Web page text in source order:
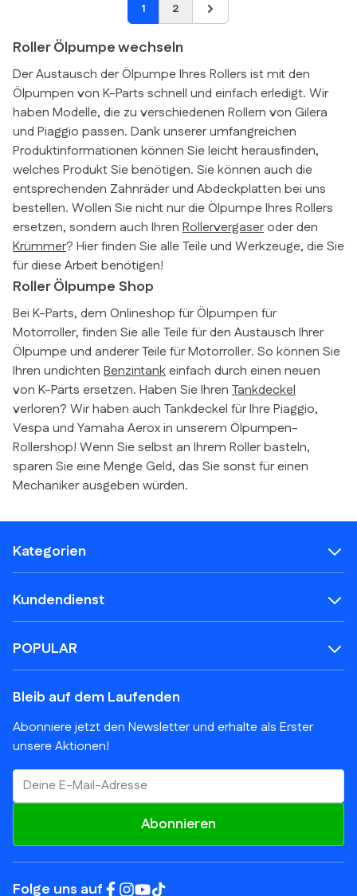
1 2
Roller Ölpumpe wechseln
Der Austausch der Ölpumpe Ihres Rollers ist mit den
Ölpumpen von K-Parts schnell und einfach erledigt. Wir
haben Modelle, die zu verschiedenen Rollern von Gilera
und Piaggio passen. Dank unserer umfangreichen
Produktinformationen können Sie leicht herausfinden,
welches Produkt Sie benötigen. Sie können auch die
entsprechenden Zahnräder und Abdeckplatten bei uns
bestellen. Wollen Sie nicht nur die Ölpumpe Ihres Rollers
ersetzen, sondern auch Ihren Rollervergaseroder den
Krümmer? Hier finden Sie alle Teile und Werkzeuge, die Sie
für diese Arbeit benötigen!
Roller Ölpumpe Shop
Bei K-Parts, dem Onlineshop für Ölpumpen für
Motorroller, finden Sie alle Teile für den Austausch Ihrer
Ölpumpe und anderer Teile für Motorroller. So können Sie
Ihren undichten Benzintankeinfach durch einen neuen
von K-Parts ersetzen. Haben Sie Ihren Tankdeckel
verloren? Wir haben auch Tankdeckel für Ihre Piaggio,
Vespa und Yamaha Aerox in unserem Ölpumpen-
Rollershop! Wenn Sie selbst an Ihrem Roller basteln,
sparen Sie eine Menge Geld, das Sie sonst für einen
Mechaniker ausgeben würden.
Kategorien
Kundendienst
POPULAR
Bleib auf dem Laufenden
Abonniere jetzt den Newsletter und erhalte als Erster
unsere Aktionen!
E-Mail-Adresse
Abonnieren
Folge uns auf